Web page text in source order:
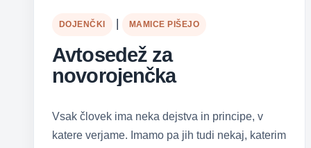
DOJENČKI MAMICE PIŠEJO
Avtosedež za
novorojenčka
Vsak človek ima neka dejstva in principe, v
katere verjame. Imamo pa jih tudi nekaj, katerim